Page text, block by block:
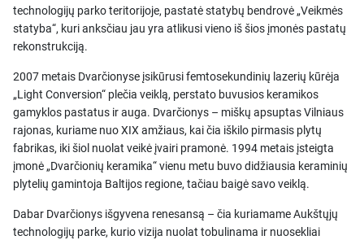
technologijų parko teritorijoje, pastatė statybų bendrovė „Veikmės
statyba“, kuri anksčiau jau yra atlikusi vieno iš šios įmonės pastatų
rekonstrukciją.
2007 metais Dvarčionyse įsikūrusi femtosekundinių lazerių kūrėja
„Light Conversion“ plečia veiklą, perstato buvusios keramikos
gamyklos pastatus ir auga. Dvarčionys – miškų apsuptas Vilniaus
rajonas, kuriame nuo XIX amžiaus, kai čia iškilo pirmasis plytų
fabrikas, iki šiol nuolat veikė įvairi pramonė. 1994 metais įsteigta
įmonė „Dvarčionių keramika“ vienu metu buvo didžiausia keraminių
plytelių gamintoja Baltijos regione, tačiau baigė savo veiklą.
Dabar Dvarčionys išgyvena renesansą – čia kuriamame Aukštųjų
technologijų parke, kurio vizija nuolat tobulinama ir nuosekliai